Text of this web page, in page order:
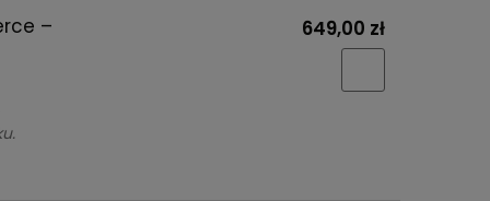
– 649,00 zł